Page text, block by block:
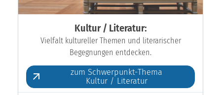
Kultur / Literatur:
Vielfalt kultureller Themen und literarischer
Begegnungen entdecken.
zum Schwerpunkt-Thema
Kultur / Literatur